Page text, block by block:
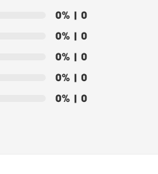
0% | 0
0% | 0
0% | 0
0% | 0
0% | 0